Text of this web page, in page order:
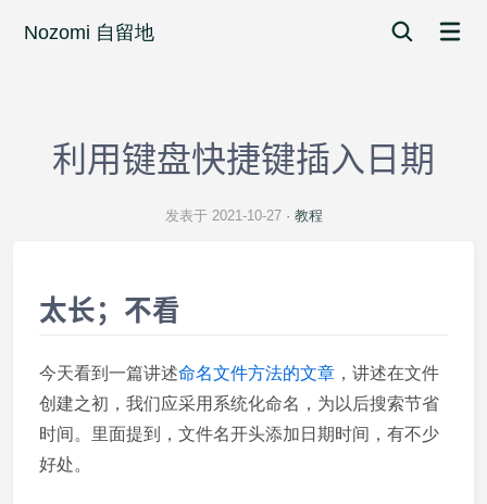
Nozomi 自留地
利用键盘快捷键插入日期
发表于 2021-10-27 教程
太长；不看
今天看到一篇讲述命名文件方法的文章 ，讲述在文件
创建之初，我们应采用系统化命名，为以后搜索节省
时间。里面提到，文件名开头添加日期时间，有不少
好处。